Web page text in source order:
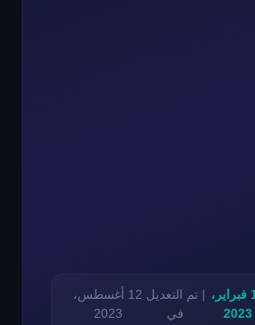
12 فبراير،
2023
| تم التعديل
في
12 أغسطس،
2023